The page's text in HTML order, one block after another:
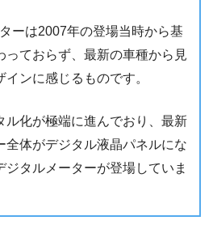
ーは2007年の登場当時から基
っておらず、最新の車種から見
ンに感じるものです。
ル化が極端に進んでおり、最新
全体がデジタル液晶パネルにな
ジタルメーターが登場していま